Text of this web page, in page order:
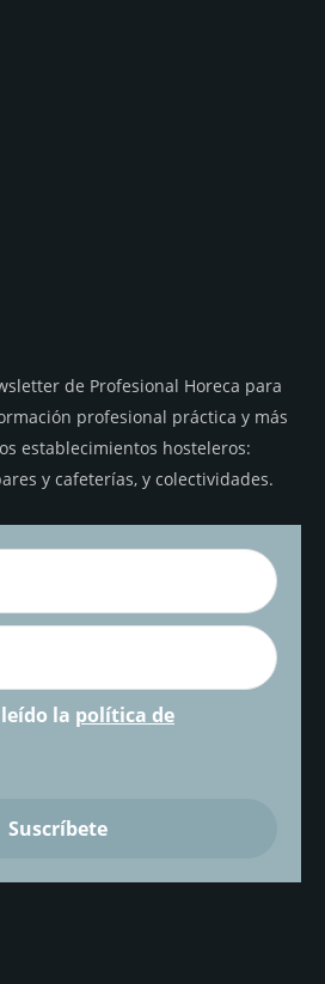
de Profesional Horeca para
profesional práctica y más
establecimientos hosteleros:
y cafeterías, y colectividades.
la política de